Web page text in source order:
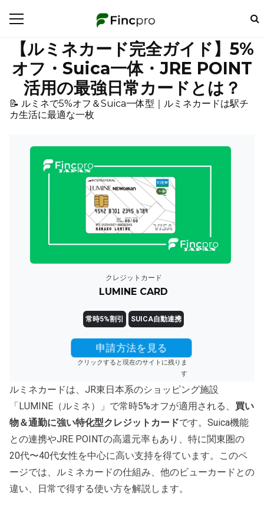
【ルミネカード完全ガイド】5%
オフ・Suica一体・JRE POINT
活用の最強日常カードとは？
📝 ルミネで5%オフ＆Suica一体型｜ルミネカードは駅チ
カ生活に最適な一枚
クレジットカード
LUMINE CARD
常時5%割引 SUICA自動連携
申請方法を見る
クリックすると現在のサイトに残りま
す
ルミネカードは、JR東日本系のショッピング施設
「LUMINE（ルミネ）」で常時5%オフが適用される、 買い
物＆通勤に強い特化型クレジットカードです。Suica機能
との連携やJRE POINTの高還元率もあり、特に関東圏の
20代〜40代女性を中心に高い支持を得ています。このペ
ージでは、ルミネカードの仕組み、他のビューカードとの
違い、日常で得する使い方を解説します。